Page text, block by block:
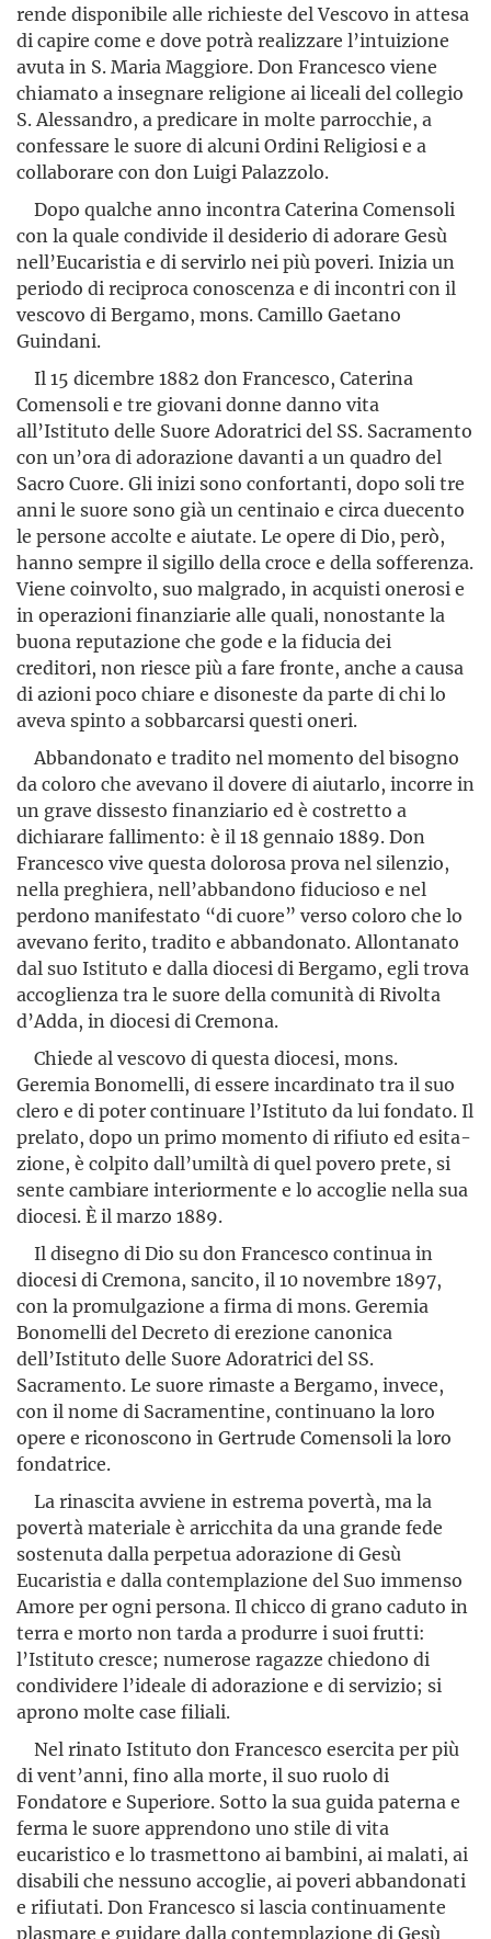
rende disponi­bile alle richieste del Vescovo in attesa
di capire come e dove potrà realizzare l’intuizione
avuta in S. Maria Maggiore. Don Francesco viene
chiamato a insegnare religione ai liceali del collegio
S. Ales­sandro, a predicare in molte parrocchie, a
confessare le suore di alcuni Ordini Religiosi e a
collaborare con don Luigi Palazzolo.
Dopo qualche anno incontra Caterina Comensoli
con la quale condivide il desiderio di adorare Gesù
nell’Eucaristia e di servirlo nei più poveri. Inizia un
periodo di reciproca conoscenza e di incontri con il
vescovo di Bergamo, mons. Camillo Gaetano
Guindani.
Il 15 dicem­bre 1882 don Francesco, Caterina
Comensoli e tre giovani donne danno vita
all’Istituto delle Suore Adoratrici del SS. Sa­cramento
con un’ora di adorazione davanti a un quadro del
Sacro Cuore. Gli inizi sono confortanti, dopo soli tre
anni le suore sono già un centinaio e circa duecento
le persone accolte e aiutate. Le opere di Dio, però,
hanno sempre il sigillo della croce e della sofferenza.
Viene coinvol­to, suo malgrado, in acquisti onerosi e
in operazioni finanziarie alle quali, nonostante la
buona reputazione che gode e la fiducia dei
creditori, non riesce più a fare fronte, anche a causa
di azioni poco chiare e disoneste da parte di chi lo
aveva spinto a sobbarcarsi questi oneri.
Abbandonato e tradito nel momento del bisogno
da coloro che avevano il dovere di aiutarlo, incorre in
un grave dissesto finanziario ed è costretto a
dichiarare fallimento: è il 18 gennaio 1889. Don
Francesco vive questa dolorosa prova nel silenzio,
nella preghiera, nell’abbandono fiducioso e nel
perdono manifestato “di cuore” verso coloro che lo
avevano ferito, tradito e abban­donato. Allontanato
dal suo Istituto e dalla diocesi di Bergamo, egli trova
accoglienza tra le suore della comunità di Rivolta
d’Adda, in diocesi di Cremona.
Chiede al vescovo di questa diocesi, mons.
Geremia Bonomelli, di essere incardinato tra il suo
clero e di poter continuare l’Istituto da lui fondato. Il
prelato, dopo un primo momento di rifiuto ed esita­
zione, è colpito dall’umiltà di quel povero prete, si
sente cambiare interiormente e lo accoglie nella sua
diocesi. È il marzo 1889.
Il disegno di Dio su don Francesco continua in
diocesi di Cremona, sancito, il 10 novembre 1897,
con la promulga­zione a firma di mons. Geremia
Bonomelli del Decreto di erezione canonica
dell’Istituto delle Suore Adoratrici del SS.
Sacramento. Le suore rimaste a Bergamo, invece,
con il nome di Sacramentine, continuano la loro
opere e riconoscono in Gertrude Comensoli la loro
fondatrice.
La rinascita avviene in estrema povertà, ma la
povertà materiale è arricchita da una grande fede
sostenuta dalla perpetua adorazione di Gesù
Eucaristia e dalla contemplazione del Suo immenso
Amore per ogni persona. Il chicco di grano caduto in
terra e morto non tarda a produrre i suoi frutti:
l’Istituto cresce; numerose ragazze chiedono di
condividere l’ideale di adorazione e di servizio; si
aprono molte case filiali.
Nel rinato Istituto don Francesco esercita per più
di vent’anni, fino alla morte, il suo ruolo di
Fondatore e Superiore. Sotto la sua guida paterna e
ferma le suore apprendono uno stile di vita
eucaristico e lo trasmettono ai bambini, ai malati, ai
disabili che nessuno accoglie, ai poveri abbandonati
e rifiutati. Don Francesco si lascia continua­mente
plasmare e guidare dalla contemplazione di Gesù